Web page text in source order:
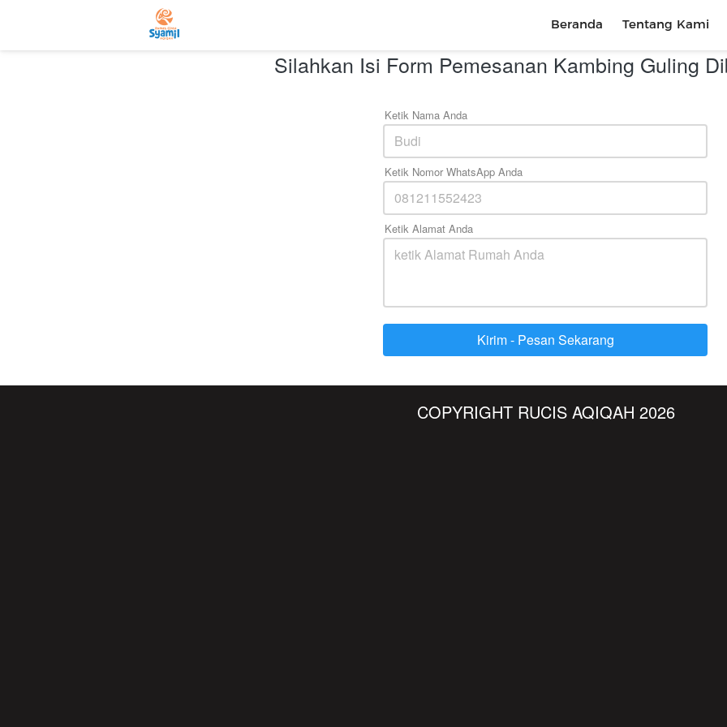
Beranda Tentang Kami
Beranda Tentang Kami
Silahkan Isi Form Pemesanan Kambing Guling
Ketik Nama Anda
Ketik Nomor WhatsApp Anda
Ketik Alamat Anda
`Kirim - Pesan Sekarang
COPYRIGHT RUCIS AQIQAH 2026